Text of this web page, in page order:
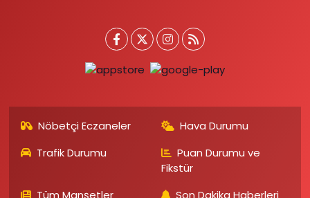
Nöbetçi Eczaneler
Hava Durumu
Trafik Durumu
Puan Durumu ve
Fikstür
Tüm Manşetler
Son Dakika Haberleri